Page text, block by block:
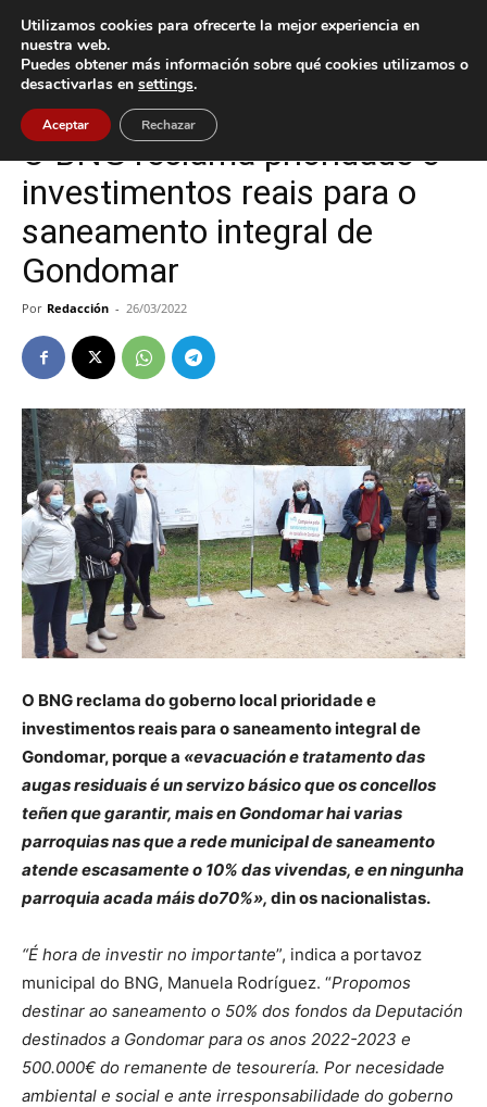
Inicio Gondomar
Gondomar
O BNG reclama prioridade e
investimentos reais para o
saneamento integral de
Gondomar
Por Redacción - 26/03/2022
O BNG reclama do goberno local prioridade e
investimentos reais para o saneamento integral de
Gondomar, porque a «evacuación e tratamento das
augas residuais é un servizo básico que os concellos
teñen que garantir, mais en Gondomar hai varias
parroquias nas que a rede municipal de saneamento
atende escasamente o 10% das vivendas, e en ningunha
parroquia acada máis do70%», din os nacionalistas.
“É hora de investir no importante”, indica a portavoz
municipal do BNG, Manuela Rodríguez. “Propomos
destinar ao saneamento o 50% dos fondos da Deputación
destinados a Gondomar para os anos 2022-2023 e
500.000€ do remanente de tesourería. Por necesidade
ambiental e social e ante irresponsabilidade do goberno
Utilizamos cookies para ofrecerte la mejor experiencia en
nuestra web.
Puedes obtener más información sobre qué cookies utilizamos o
desactivarlas en settings.
Aceptar Rechazar